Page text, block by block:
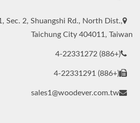
Sec. 2, Shuangshi Rd., North Dist.,
Taichung City 404011, Taiwan
(+886) 4-22331272
(+886) 4-22331291
sales1@woodever.com.tw